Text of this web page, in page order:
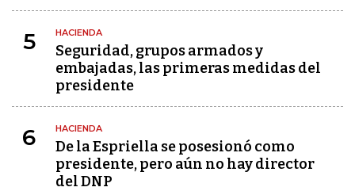
5 HACIENDA
Seguridad, grupos armados y
embajadas, las primeras medidas del
presidente
6 HACIENDA
De la Espriella se posesionó como
presidente, pero aún no hay director
del DNP